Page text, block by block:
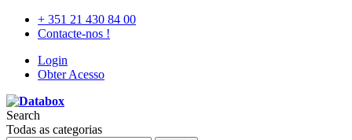
+ 351 21 430 84 00
Contacte-nos !
Login
Obter Acesso
Search
Todas as categorias